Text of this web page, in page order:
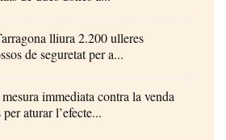
lliura 2.200 ulleres
de seguretat per a...
immediata contra la venda
aturar l’efecte...